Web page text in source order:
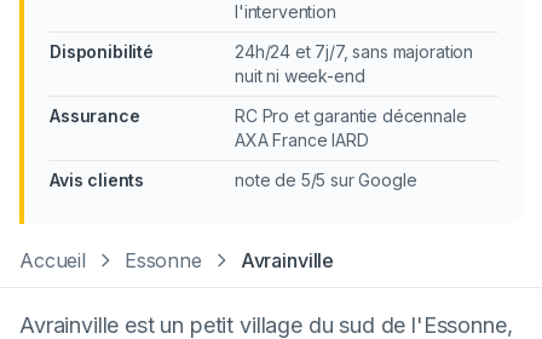
l'intervention
Disponibilité
24h/24 et 7j/7, sans majoration
nuit ni week-end
Assurance
RC Pro et garantie décennale
AXA France IARD
Avis clients
note de 5/5 sur Google
Accueil Essonne Avrainville
Avrainville est un petit village du sud de l'Essonne,